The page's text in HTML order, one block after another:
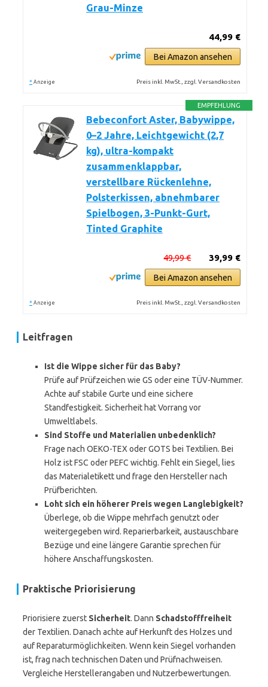
Grau-Minze
44,99 €
Bei Amazon ansehen
* Anzeige Preis inkl. MwSt., zzgl. Versandkosten
EMPFEHLUNG
Bebeconfort Aster, Babywippe,
0–2 Jahre, Leichtgewicht (2,7
kg), ultra-kompakt
zusammenklappbar,
verstellbare Rückenlehne,
Polsterkissen, abnehmbarer
Spielbogen, 3-Punkt-Gurt,
Tinted Graphite
39,99 €
49,99 €
Bei Amazon ansehen
* Anzeige Preis inkl. MwSt., zzgl. Versandkosten
Leitfragen
Ist die Wippe sicher für das Baby?
Prüfe auf Prüfzeichen wie GS oder eine TÜV-Nummer.
Achte auf stabile Gurte und eine sichere
Standfestigkeit. Sicherheit hat Vorrang vor
Umweltlabels.
Sind Stoffe und Materialien unbedenklich?
Frage nach OEKO-TEX oder GOTS bei Textilien. Bei
Holz ist FSC oder PEFC wichtig. Fehlt ein Siegel, lies
das Materialetikett und frage den Hersteller nach
Prüfberichten.
Loht sich ein höherer Preis wegen Langlebigkeit?
Überlege, ob die Wippe mehrfach genutzt oder
weitergegeben wird. Reparierbarkeit, austauschbare
Bezüge und eine längere Garantie sprechen für
höhere Anschaffungskosten.
Praktische Priorisierung
Priorisiere zuerst Sicherheit. Dann Schadstofffreiheit
der Textilien. Danach achte auf Herkunft des Holzes und
auf Reparaturmöglichkeiten. Wenn kein Siegel vorhanden
ist, frag nach technischen Daten und Prüfnachweisen.
Vergleiche Herstellerangaben und Nutzerbewertungen.